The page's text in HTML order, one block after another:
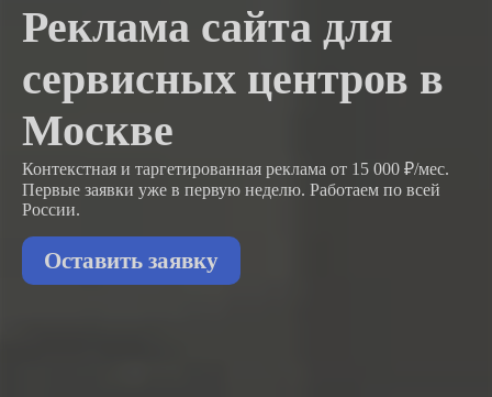
Реклама сайта для
сервисных центров в
Москве
Контекстная и таргетированная реклама от 15 000 ₽/мес.
Первые заявки уже в первую неделю. Работаем по всей
России.
Оставить заявку